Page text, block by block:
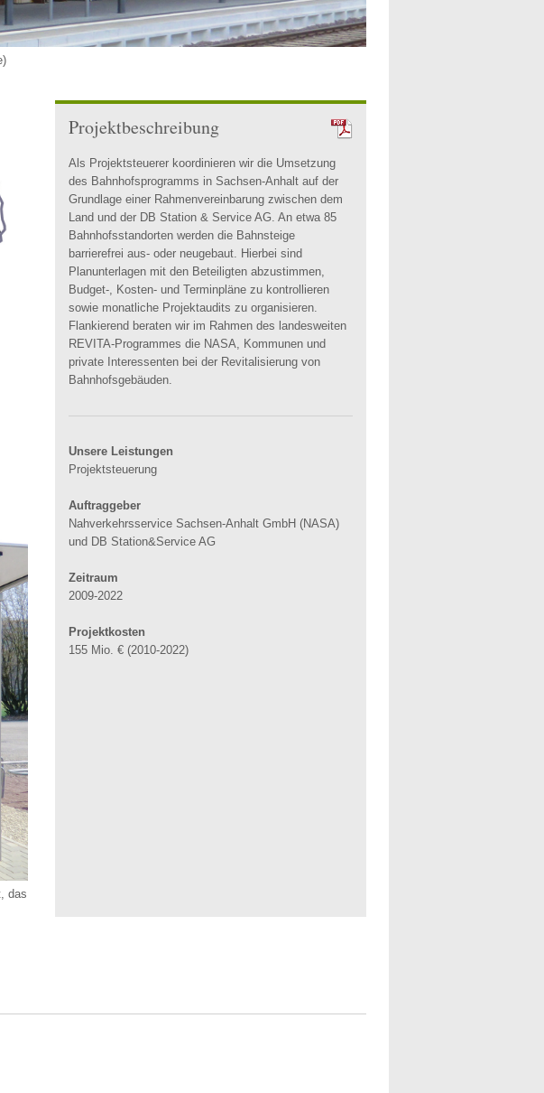
das
Projektbeschreibung
Als Projektsteuerer koordinieren wir die Umsetzung
des Bahnhofsprogramms in Sachsen-Anhalt auf der
Grundlage einer Rahmenvereinbarung zwischen dem
Land und der DB Station & Service AG. An etwa 85
Bahnhofsstandorten werden die Bahnsteige
barrierefrei aus- oder neugebaut. Hierbei sind
Planunterlagen mit den Beteiligten abzustimmen,
Budget-, Kosten- und Terminpläne zu kontrollieren
sowie monatliche Projektaudits zu organisieren.
Flankierend beraten wir im Rahmen des landesweiten
REVITA-Programmes die NASA, Kommunen und
private Interessenten bei der Revitalisierung von
Bahnhofsgebäuden.
Unsere Leistungen
Projektsteuerung
Auftraggeber
Nahverkehrsservice Sachsen-Anhalt GmbH (NASA)
und DB Station&Service AG
Zeitraum
2009-2022
Projektkosten
155 Mio. € (2010-2022)